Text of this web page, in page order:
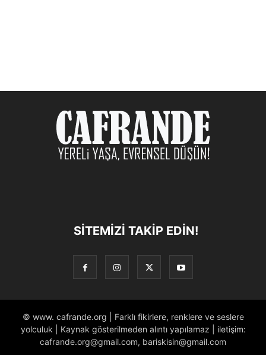
SITEMIZI TAKIP EDIN!
© www. cafrande.org | Farklı fikirlere, renklere ve seslere
yolculuk | Kaynak gösterilmeden alıntı yapılamaz | iletişim:
cafrande.org@gmail.com, bariskisin@gmail.com